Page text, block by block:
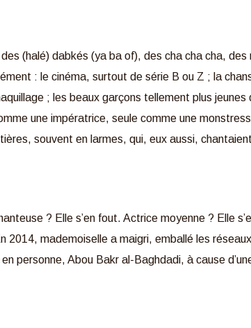
(halé) dabkés (ya ba of), des cha cha cha,
: le cinéma, surtout de série B ou Z ; la
; les beaux garçons tellement plus jeunes
une impératrice, seule comme une
souvent en larmes, qui, eux aussi,
? Elle s’en fout. Actrice moyenne ? Elle
2014, mademoiselle a maigri, emballé les
personne, Abou Bakr al-Baghdadi, à cause